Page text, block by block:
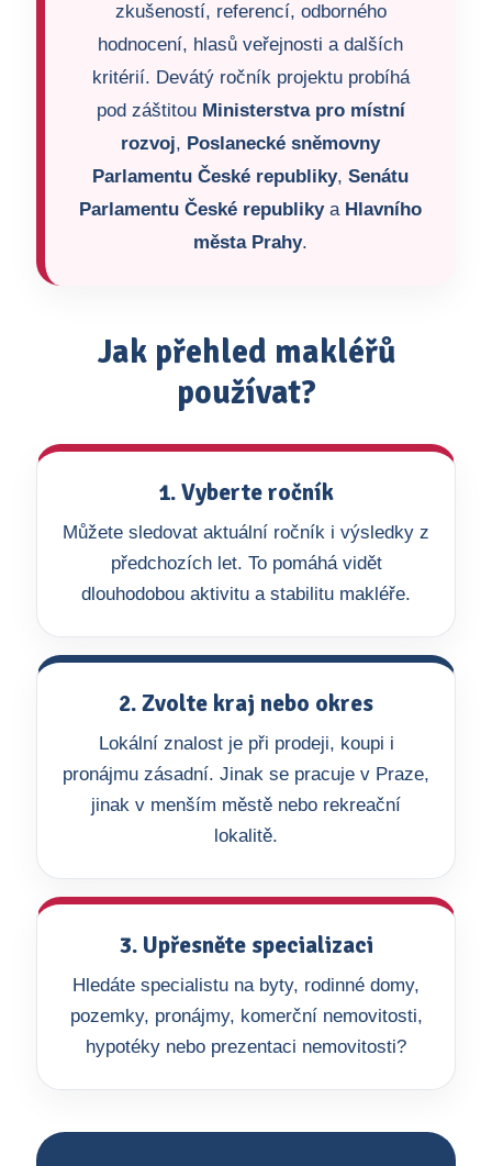
zkušeností, referencí, odborného
hodnocení, hlasů veřejnosti a dalších
kritérií. Devátý ročník projektu probíhá
pod záštitou Ministerstva pro místní
rozvoj, Poslanecké sněmovny
Parlamentu České republiky, Senátu
Parlamentu České republikya Hlavního
města Prahy.
Jak přehled makléřů
používat?
1. Vyberte ročník
Můžete sledovat aktuální ročník i výsledky z
předchozích let. To pomáhá vidět
dlouhodobou aktivitu a stabilitu makléře.
2. Zvolte kraj nebo okres
Lokální znalost je při prodeji, koupi i
pronájmu zásadní. Jinak se pracuje v Praze,
jinak v menším městě nebo rekreační
lokalitě.
3. Upřesněte specializaci
Hledáte specialistu na byty, rodinné domy,
pozemky, pronájmy, komerční nemovitosti,
hypotéky nebo prezentaci nemovitosti?